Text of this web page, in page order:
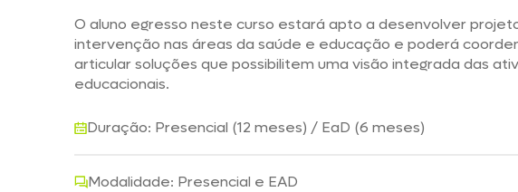
O aluno egresso neste curso estará apto a desenvolver
intervenção nas áreas da saúde e educação e poderá
articular soluções que possibilitem uma visão integrada das
educacionais.
Duração: Presencial (12 meses) / EaD (6 meses)
Modalidade: Presencial e EAD